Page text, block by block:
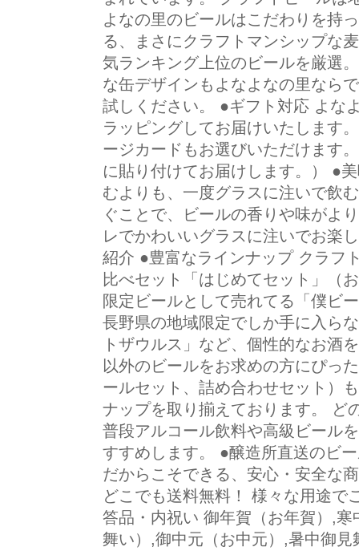
よなの里のビールはこだわりを持
る、まさにクラフトマンシップな
気ランキング上位のビールを厳選
な缶デザインもよなよなの里なら
試しください。 ●ギフト対応 よな
ラッピングしてお届けいたします
ージカードもお選びいただけます
に貼り付けてお届けします。） ●
むよりも、一度グラスに注いで飲
ぐことで、ビールの香りや味がよ
レでかわいいグラスに注いでお楽
紹介 ●豊富なラインナップ クラフ
比べセット「はじめてセット」（
限定ビールとして売れてる「僕ビ
長野県の地域限定でしか手に入ら
トザウルス」など、個性的なお酒
以外のビールをお求めの方にぴっ
ールセット、詰め合わせセット）
ナップを取り揃えております。 ど
普段アルコール飲料や高級ビール
すすめします。 ●醸造所直送のビ
だからこそできる、安心・安全な
どこでも送料無料！ 様々な用途で
答品・内祝い 御年賀（お年賀）,
舞い）,御中元（お中元）,暑中御